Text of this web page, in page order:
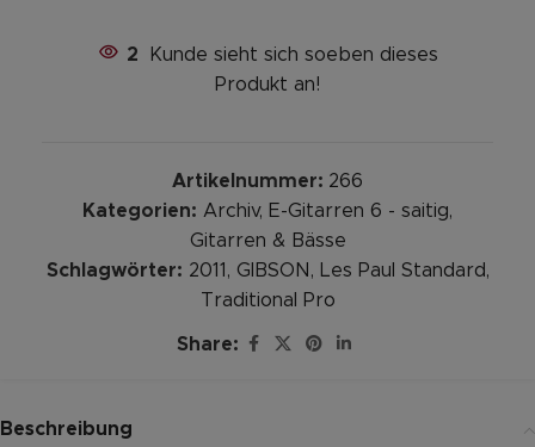
2
Kunde sieht sich soeben dieses
Produkt an!
Artikelnummer: 266
Kategorien: Archiv, E-Gitarren 6 - saitig,
Gitarren & Bässe
Schlagwörter: 2011 , GIBSON , Les Paul Standard,
Traditional Pro
Share:
Beschreibung